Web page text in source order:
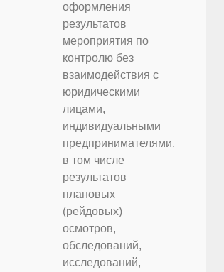
оформления
результатов
мероприятия по
контролю без
взаимодействия с
юридическими
лицами,
индивидуальными
предпринимателями,
в том числе
результатов
плановых
(рейдовых)
осмотров,
обследований,
исследований,